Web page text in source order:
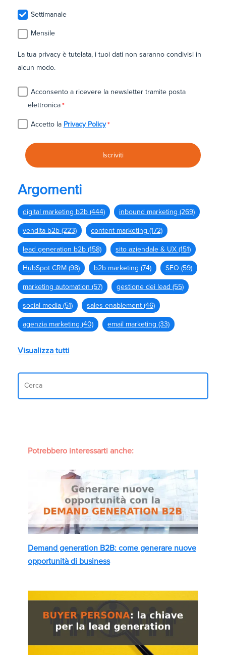
Settimanale
Mensile
La tua privacy è tutelata, i tuoi dati non saranno condivisi in
alcun modo.
Acconsento a ricevere la newsletter tramite posta
elettronica*
Accetto la Privacy Policy *
Argomenti
digital marketing b2b (444) inbound marketing (269)
vendita b2b (223) content marketing (172)
lead generation b2b (158) sito aziendale & UX (151)
HubSpot CRM (98) b2b marketing (74) SEO (59)
marketing automation (57) gestione dei lead (55)
social media (51) sales enablement (46)
agenzia marketing (40) email marketing (33)
Visualizza tutti
Potrebbero interessarti anche:
Demand generation B2B: come generare nuove
opportunità di business